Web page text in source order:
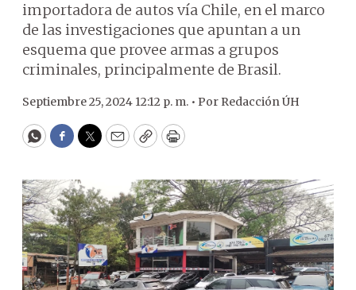
importadora de autos vía Chile, en el marco
de las investigaciones que apuntan a un
esquema que provee armas a grupos
criminales, principalmente de Brasil.
Septiembre 25, 2024 12:12 p. m. • Por Redacción ÚH
WhatsApp
Facebook
Twitter
EmailCopyPrint